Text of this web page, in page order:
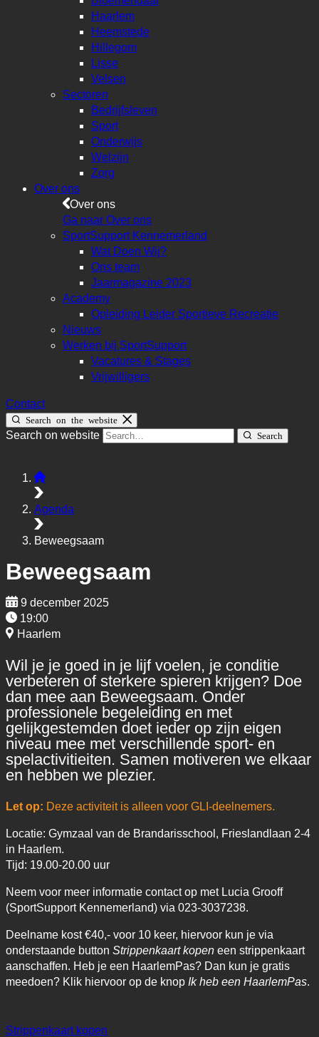
Haarlem
Heemstede
Hillegom
Lisse
Velsen
Sectoren
Bedrijfsleven
Sport
Onderwijs
Welzijn
Zorg
Over ons
Over ons
Ga naar Over ons
SportSupport Kennemerland
Wat Doen Wij?
Ons team
Jaarmagazine 2023
Academy
Opleiding Leider Sportieve Recreatie
Nieuws
Werken bij SportSupport
Vacatures & Stages
Vrijwilligers
Contact
Search on the website
Search on website Search
Agenda
Beweegsaam
Beweegsaam
9 december 2025
19:00
Haarlem
Wil je je goed in je lijf voelen, je conditie
verbeteren of sterkere spieren krijgen? Doe
dan mee aan Beweegsaam. Onder
professionele begeleiding en met
gelijkgestemden doet ieder op zijn eigen
niveau mee met verschillende sport- en
spelactivitieiten. Samen motiveren we elkaar
en hebben we plezier.
Let op: Deze activiteit is alleen voor GLI-deelnemers.
Locatie: Gymzaal van de Brandarisschool, Frieslandlaan 2-4
in Haarlem.
Tijd: 19.00-20.00 uur
Neem voor meer informatie contact op met Lucia Grooff
(SportSupport Kennemerland) via 023-3037238.
Deelname kost €40,- voor 10 keer, hiervoor kun je via
onderstaande button Strippenkaart kopen een strippenkaart
aanschaffen. Heb je een HaarlemPas? Dan kun je gratis
meedoen? Klik hiervoor op de knop Ik heb een HaarlemPas.
Strippenkaart kopen